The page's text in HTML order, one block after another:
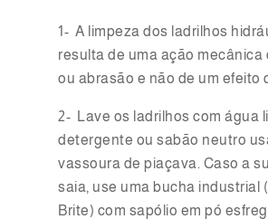
1- A limpeza dos ladrilhos
resulta de uma ação mecânica
ou abrasão e não de um efeito
2- Lave os ladrilhos com água
detergente ou sabão neutro
vassoura de piaçava. Caso a
saia, use uma bucha industrial
Brite) com sapólio em pó